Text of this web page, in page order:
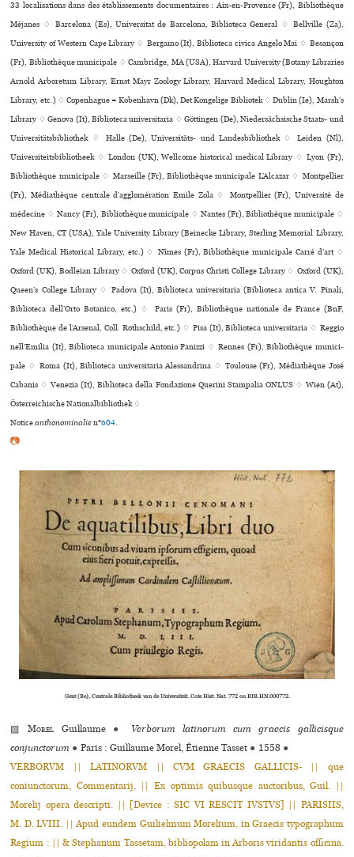
33 localisations dans des établissements documentaires : Aix-en-Provence (Fr), Bibliothèque
Méjanes ♢ Barcelona (Es), Universitat de Barcelona, Biblioteca General ♢ Bellville (Za),
University of Western Cape Library ♢ Bergamo (It), Biblioteca civica Angelo Mai ♢ Besançon
(Fr), Bibliothèque muni­ci­pale ♢ Cambridge, MA (USA), Harvard University (Botany Libraries
Arnold Arboretum Library, Ernst Mayr Zoology Library, Harvard Medical Library, Houghton
Library, etc.) ♢ Copenhague = København (Dk), Det Kongelige Bibliotek ♢ Dublin (Ie), Marsh’s
Library ♢ Genova (It), Biblioteca uni­ver­si­ta­ria ♢ Göttingen (De), Niedersächsische Staats- und
Universitätsbibliothek ♢ Halle (De), Universitäts- und Landesbibliothek ♢ Leiden (Nl),
Universiteitsbibliotheek ♢ London (UK), Wellcome his­to­ri­cal medi­cal Library ♢ Lyon (Fr),
Bibliothèque muni­ci­pale ♢ Marseille (Fr), Bibliothèque muni­ci­pale L’Alcazar ♢ Montpellier
(Fr), Médiathèque cen­trale d’agglo­mé­ra­tion Emile Zola ♢ Montpellier (Fr), Université de
méde­cine ♢ Nancy (Fr), Bibliothèque muni­ci­pale ♢ Nantes (Fr), Bibliothèque muni­ci­pale ♢
New Haven, CT (USA), Yale University Library (Beinecke Library, Sterling Memorial Library,
Yale Medical Historical Library, etc.) ♢ Nîmes (Fr), Bibliothèque muni­ci­pale Carré d’art ♢
Oxford (UK), Bodleian Library ♢ Oxford (UK), Corpus Christi College Library ♢ Oxford (UK),
Queen’s College Library ♢ Padova (It), Biblioteca uni­ver­si­ta­ria (Biblioteca antica V. Pinali,
Biblioteca dell’Orto Botanico, etc.) ♢ Paris (Fr), Bibliothèque nationale de France (BnF,
Bibliothèque de l’Arsenal, Coll. Rothschild, etc.) ♢ Pisa (It), Biblioteca uni­ver­si­ta­ria ♢ Reggio
nell’Emilia (It), Biblioteca muni­ci­pale Antonio Panizzi ♢ Rennes (Fr), Bibliothèque muni­ci­
pale ♢ Roma (It), Biblioteca uni­ver­si­ta­ria Alessandrina ♢ Toulouse (Fr), Médiathèque José
Cabanis ♢ Venezia (It), Biblioteca della Fondazione Querini Stampalia ONLUS ♢ Wien (At),
Österreichische Nationalbibliothek ♢
Noticeanthonominalien°604.
📷
Gent (Be), Centrale Bibliotheek van de Universiteit. Cote Hist. Nat. 772 ou BIB.HN.000772.
▨Morel Guillaume ●
Verborum latinorum cum graecis gallicisque
conjunctorum ● Paris : Guillaume Morel, Étienne Tasset ● 1558 ●
VERBORVM || LATINORVM || CVM GRAECIS GALLICIS- || que
coniunctorum, Commentarij, || Ex optimis quibusque auctoribus, Guil. ||
Morelij opera descripti. || [Device : SIC VI RESCIT IVSTVS] || PARISIIS,
M. D. LVIII. || Apud eundem Guilielmum Morelium, in Graecis typographum
Regium : || & Stephanum Tassetam, bibliopolam in Arboris viridantis officina.